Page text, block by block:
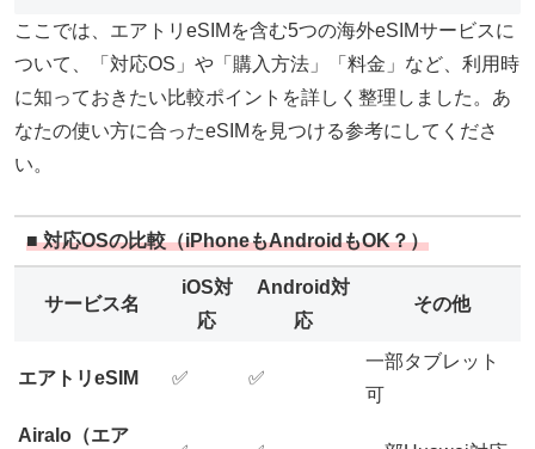
ここでは、エアトリeSIMを含む5つの海外eSIMサービスに
ついて、「対応OS」や「購入方法」「料金」など、利用時
に知っておきたい比較ポイントを詳しく整理しました。あ
なたの使い方に合ったeSIMを見つける参考にしてくださ
い。
■ 対応OSの比較（iPhoneもAndroidもOK？）
サービス名
iOS対
応
Android対
応
その他
エアトリeSIM ✅ ✅
一部タブレット
可
Airalo（エア